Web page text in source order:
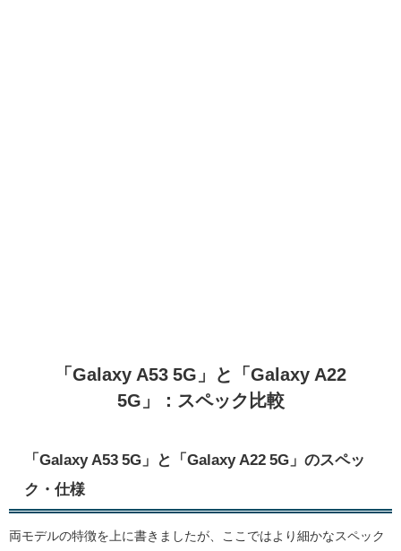
「Galaxy A53 5G」と「Galaxy A22
5G」：スペック比較
「Galaxy A53 5G」と「Galaxy A22 5G」のスペッ
ク・仕様
両モデルの特徴を上に書きましたが、ここではより細かなスペック